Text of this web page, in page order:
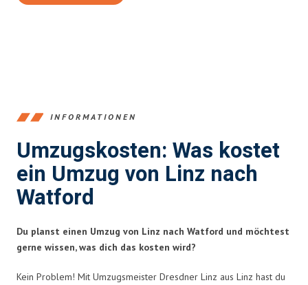
INFORMATIONEN
Umzugskosten: Was kostet
ein Umzug von Linz nach
Watford
Du planst einen Umzug von Linz nach Watford und möchtest
gerne wissen, was dich das kosten wird?
Kein Problem! Mit Umzugsmeister Dresdner Linz aus Linz hast du